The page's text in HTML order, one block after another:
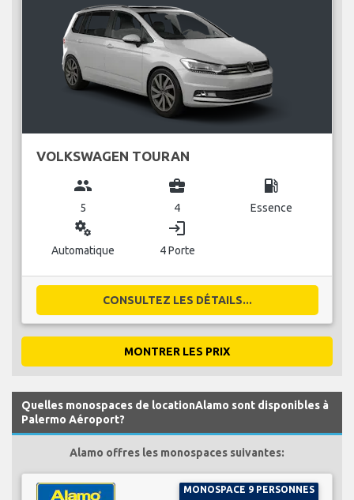
VOLKSWAGEN TOURAN
group
5
business_center
4
local_gas_station
Essence
miscellaneous_services
Automatique
login
4 Porte
CONSULTEZ LES DÉTAILS...
MONTRER LES PRIX
Quelles monospaces de locationAlamo sont disponibles à
Palermo Aéroport?
Alamo offres les monospaces suivantes:
MONOSPACE 9 PERSONNES